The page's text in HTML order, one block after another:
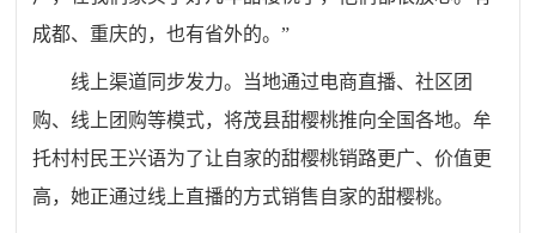
成都、重庆的，也有省外的。”
线上渠道同步发力。当地通过电商直播、社区团
购、线上团购等模式，将茂县甜樱桃推向全国各地。牟
托村村民王兴语为了让自家的甜樱桃销路更广、价值更
高，她正通过线上直播的方式销售自家的甜樱桃。